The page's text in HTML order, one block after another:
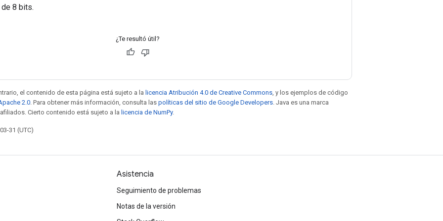
8 bits.
¿Te resultó útil?
el contenido de esta página está sujeto a la licencia Atribución 4.0 de Creative Commons , y los ejemplos de código
2.0 . Para obtener más información, consulta las políticas del sitio de Google Developers . Java es una marca
Cierto contenido está sujeto a la licencia de NumPy.
31 (UTC)
Asistencia
Seguimiento de problemas
Notas de la versión